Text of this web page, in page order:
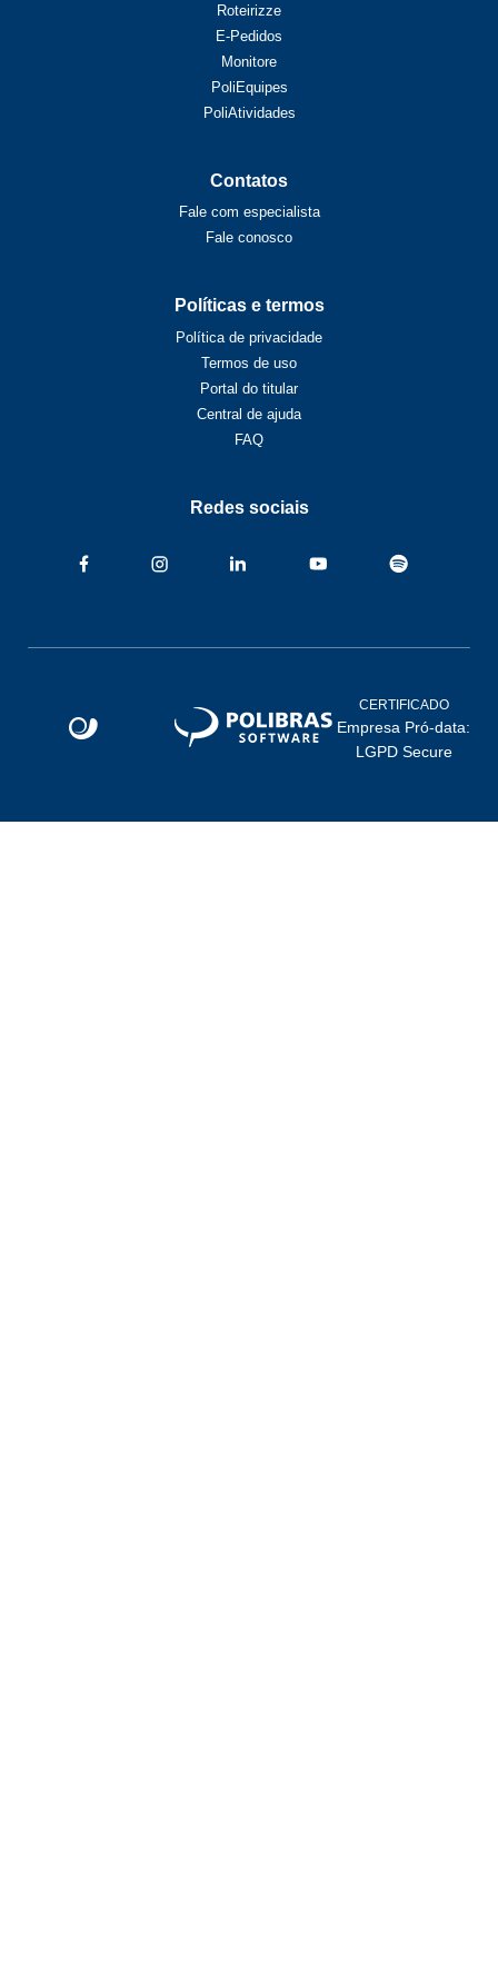
Roteirizze
E-Pedidos
Monitore
PoliEquipes
PoliAtividades
Contatos
Fale com especialista
Fale conosco
Políticas e termos
Política de privacidade
Termos de uso
Portal do titular
Central de ajuda
FAQ
Redes sociais
CERTIFICADO
Empresa Pró-data:
LGPD Secure